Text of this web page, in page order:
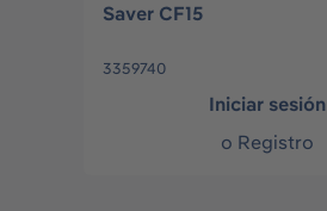
Saver CF15
3359740
Iniciar sesión
o Registro